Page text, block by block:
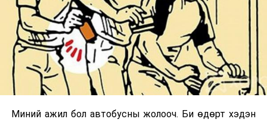
Миний ажил бол автобусны жолооч. Би өдөрт хэдэн